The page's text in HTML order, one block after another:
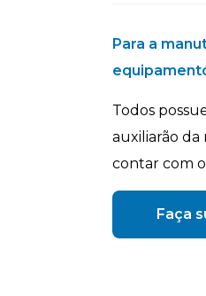
Para a
Todos
auxiliarão da
contar com
Faça